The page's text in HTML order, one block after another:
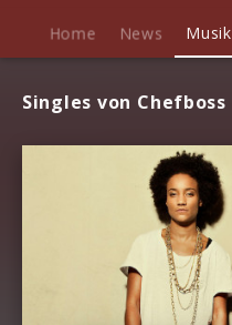
Home News Musik
Singles von Chefboss